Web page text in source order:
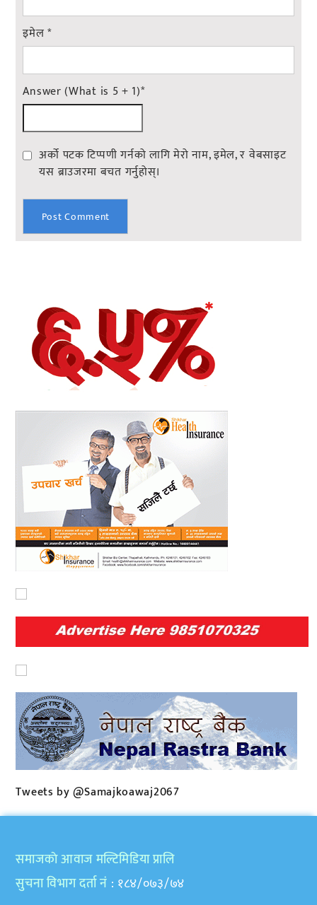
इमेल*
Answer (What is 5 + 1)*
अर्को पटक टिप्पणी गर्नको लागि मेरो नाम, इमेल, र वेबसाइट
यस ब्राउजरमा बचत गर्नुहोस्।
Tweets by @Samajkoawaj2067
समाजकाे आवाज मल्टिमिडिया प्रालि
सुचना विभाग दर्ता नं : १८४/०७३/७४